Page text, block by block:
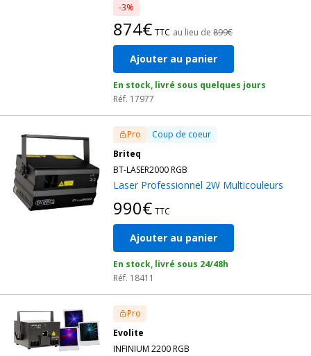
-3%
874€ TTC au lieu de 899€
Ajouter au panier
En stock, livré sous quelques jours
Réf. 17977
Pro
Coup de coeur
Briteq
BT-LASER2000 RGB
Laser Professionnel 2W Multicouleurs
990€ TTC
Ajouter au panier
En stock, livré sous 24/48h
Réf. 18411
Pro
Evolite
INFINIUM 2200 RGB